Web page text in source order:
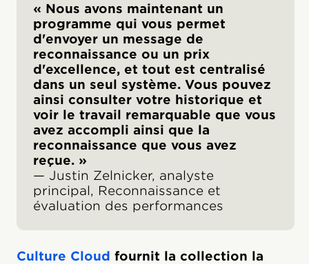
« Nous avons maintenant un
programme qui vous permet
d'envoyer un message de
reconnaissance ou un prix
d'excellence, et tout est centralisé
dans un seul système. Vous pouvez
ainsi consulter votre historique et
voir le travail remarquable que vous
avez accompli ainsi que la
reconnaissance que vous avez
reçue. »
— Justin Zelnicker, analyste
principal, Reconnaissance et
évaluation des performances
Culture Cloud fournit la collection la